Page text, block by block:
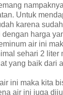
Untuk
karena
harga
air ini
sehari 2 liter
yang baik dari
ini maka kita
air ini juga